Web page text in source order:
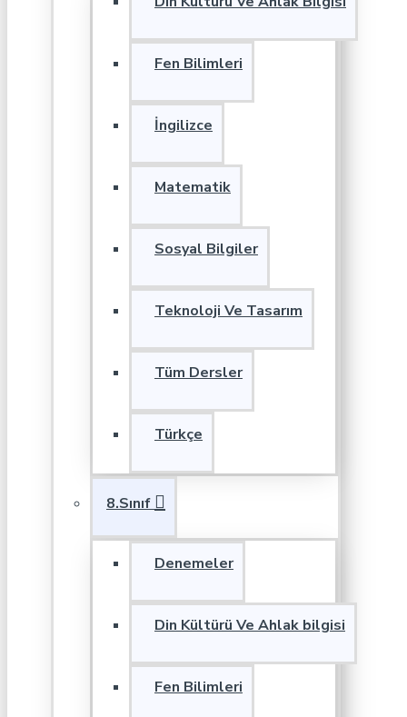
Fen Bilimleri
İngilizce
Matematik
Sosyal Bilgiler
Teknoloji Ve Tasarım
Tüm Dersler
Türkçe
8.Sınıf
Denemeler
Din Kültürü Ve Ahlak bilgisi
Fen Bilimleri